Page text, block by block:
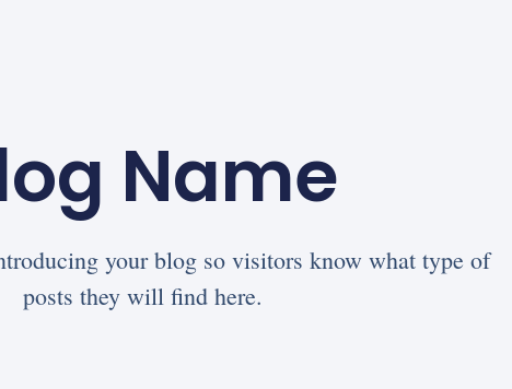
Name
your blog so visitors know what type of
posts they will find here.